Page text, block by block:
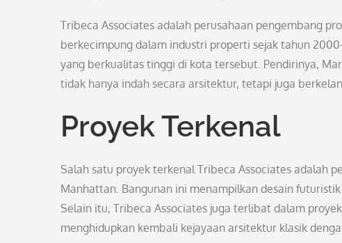
Tribeca Associates adalah perusahaan pengembang
berkecimpung dalam industri properti sejak tahun
yang berkualitas tinggi di kota tersebut. Pendirinya,
tidak hanya indah secara arsitektur, tetapi juga
Proyek Terkenal
Salah satu proyek terkenal Tribeca Associates adalah
Manhattan. Bangunan ini menampilkan desain
Selain itu, Tribeca Associates juga terlibat dalam
menghidupkan kembali kejayaan arsitektur klasik